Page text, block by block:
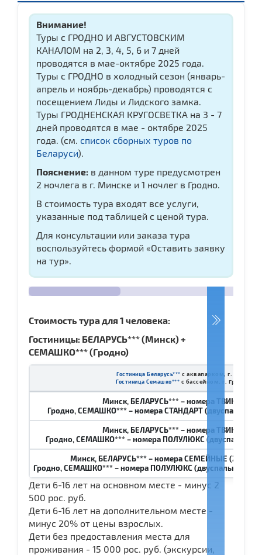
Внимание!
Туры с ГРОДНО И АВГУСТОВСКИМ
КАНАЛОМ на 2, 3, 4, 5, 6 и 7 дней
проводятся в мае-октябре 2025 года.
Туры с ГРОДНО в холодный сезон (январь-
апрель и ноябрь-декабрь) проводятся с
посещением Лиды и Лидского замка.
Туры ГРОДНЕНСКАЯ КРУГОСВЕТКА на 3 - 7
дней проводятся в мае - октябре 2025
года. (см. список сборных туров по
Беларуси).
Пояснение: в данном туре предусмотрен
2 ночлега в г. Минске и 1 ночлег в Гродно.
В стоимость тура входят все услуги,
указанные под таблицей с ценой тура.
Для консультации или заказа тура
воспользуйтесь формой «Оставить заявку
на тур».
Стоимость тура для 1 человека:
Гостиницы: БЕЛАРУСЬ*** (Минск) +
СЕМАШКО*** (Гродно)
Гостиница Беларусь*** с аквапарком, г. Минск
Гостиница Семашко*** с бассейном, г. Гродно
Минск, БЕЛАРУСЬ*** – номера ТВИН и
Гродно, СЕМАШКО*** – номера СТАНДАРТ (двуспальная
Минск, БЕЛАРУСЬ*** – номера ТВИН и
Гродно, СЕМАШКО*** – номера ПОЛУЛЮКС (двуспальная
Минск, БЕЛАРУСЬ*** – номера СЕМЕЙНЫЕ (2
Гродно, СЕМАШКО*** – номера ПОЛУЛЮКС (двуспальная
Дети 6-16 лет на основном месте - минус 2
500 рос. руб.
Дети 6-16 лет на дополнительном месте -
минус 20% от цены взрослых.
Дети без предоставления места для
проживания - 15 000 рос. руб. (экскурсии,